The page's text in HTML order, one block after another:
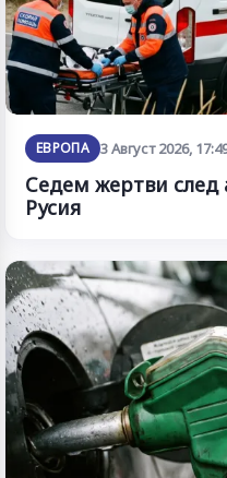
ЕВРОПА 3 Август 2026,
Седем жертви след
Русия